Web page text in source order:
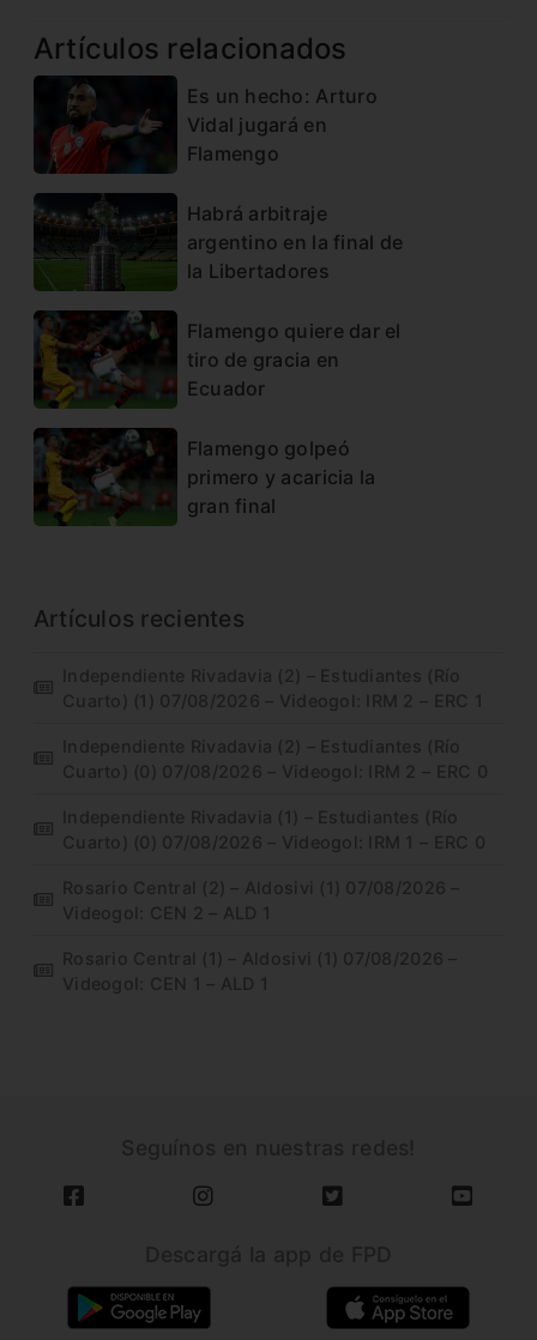
Artículos relacionados
Es un hecho: Arturo
Vidal jugará en
Flamengo
Habrá arbitraje
argentino en la final de
la Libertadores
Flamengo quiere dar el
tiro de gracia en
Ecuador
Flamengo golpeó
primero y acaricia la
gran final
Artículos recientes
Independiente Rivadavia (2) – Estudiantes (Río
Cuarto) (1) 07/08/2026 – Videogol: IRM 2 – ERC 1
Independiente Rivadavia (2) – Estudiantes (Río
Cuarto) (0) 07/08/2026 – Videogol: IRM 2 – ERC 0
Independiente Rivadavia (1) – Estudiantes (Río
Cuarto) (0) 07/08/2026 – Videogol: IRM 1 – ERC 0
Rosario Central (2) – Aldosivi (1) 07/08/2026 –
Videogol: CEN 2 – ALD 1
Rosario Central (1) – Aldosivi (1) 07/08/2026 –
Videogol: CEN 1 – ALD 1